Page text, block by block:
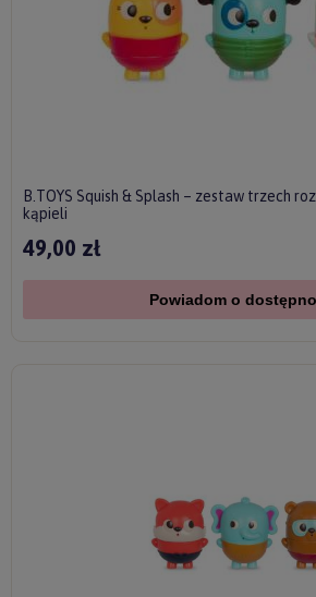
B.TOYS Squish & Splash – zestaw trzech
kąpieli
49,00 zł
Powiadom o